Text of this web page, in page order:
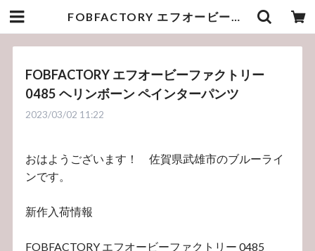
FOBFACTORY エフオービーファクトリー 0485 ヘリンボーン ペインターパンツ | bluelineshop
FOBFACTORY エフオービーファクトリー
0485 ヘリンボーン ペインターパンツ
2023/03/02 11:22
おはようございます！ 佐賀県武雄市のブルーライ
ンです。
新作入荷情報
FOBFACTORY エフオービーファクトリー 0485